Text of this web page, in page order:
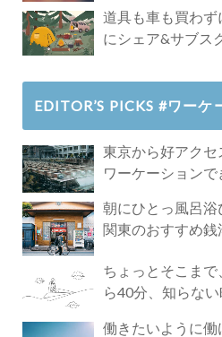
道具も車も買わ
にシェア&サブス
EDITOR’S PICKS #ワーケ
東京から好アク
ワーケーションで
朝にひとっ風呂浴
関東のおすすめ銭
ちょっとそこま
ら40分、知らな
働きたいように